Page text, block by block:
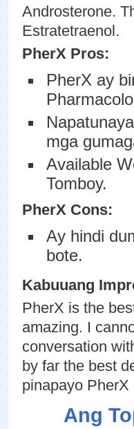
Androsterone.
Estratetraenol.
PherX Pros:
PherX ay
mga
Available
Tomboy.
PherX Cons:
Ay hindi
bote.
Kabuuang
PherX is the
amazing. I
conversation
by far the best
pinapayo
Ang